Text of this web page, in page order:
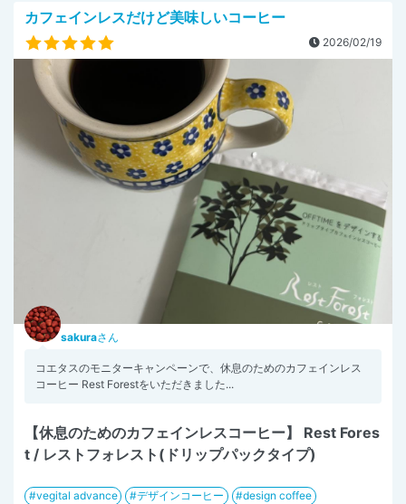
カフェインレスだけど美味しいコーヒー
2026/02/19
sakuraさん
コエタスのモニターキャンペーンで、休息のためのカフェインレス
コーヒー Rest Forestをいただきました...
【休息のためのカフェインレスコーヒー】 Rest Fores
t / レストフォレスト(ドリップパックタイプ)
vegital advance デザインコーヒー
design coffee